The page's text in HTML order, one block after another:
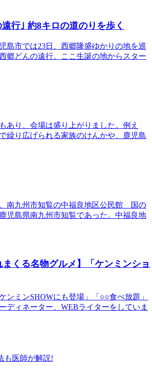
行｣ 約8キロの道のりを歩く
島市では23日、西郷隆盛ゆかりの地を巡
郷どんの遠行。ここ生誕の地からスター
あり、会場は盛り上がりました。例え
繰り広げられる家族のけんかや、鹿児島
南九州市知覧の中福良地区公民館 国の
児島県南九州市知覧であった。中福良地
くる名物グルメ】「ケンミンショ
ミンSHOWにも登場」「○○食べ放題」
ディネーター、WEBライターをしていま
も医師が解説!